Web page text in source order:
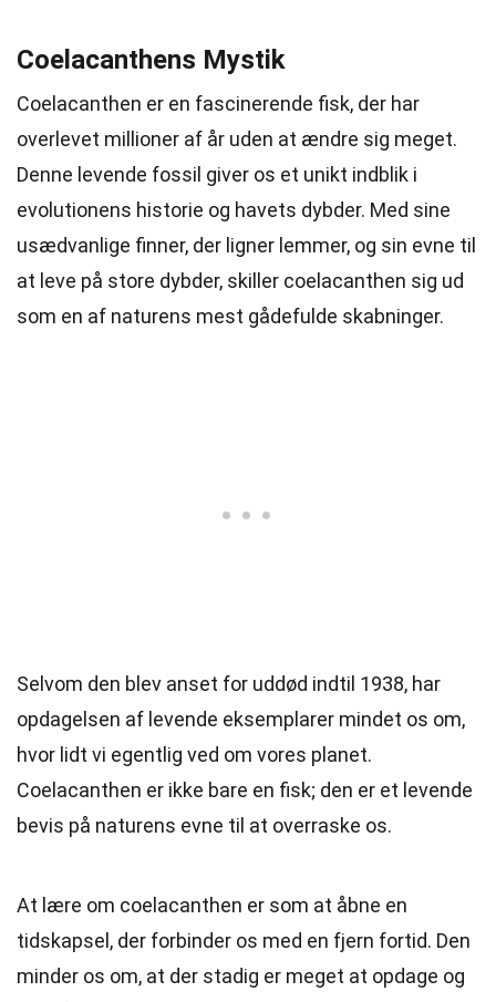
Coelacanthens Mystik
Coelacanthen er en fascinerende fisk, der har
overlevet millioner af år uden at ændre sig meget.
Denne levende fossil giver os et unikt indblik i
evolutionens historie og havets dybder. Med sine
usædvanlige finner, der ligner lemmer, og sin evne til
at leve på store dybder, skiller coelacanthen sig ud
som en af naturens mest gådefulde skabninger.
Selvom den blev anset for uddød indtil 1938, har
opdagelsen af levende eksemplarer mindet os om,
hvor lidt vi egentlig ved om vores planet.
Coelacanthen er ikke bare en fisk; den er et levende
bevis på naturens evne til at overraske os.
At lære om coelacanthen er som at åbne en
tidskapsel, der forbinder os med en fjern fortid. Den
minder os om, at der stadig er meget at opdage og